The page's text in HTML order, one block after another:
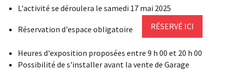
L'activité se déroulera le samedi 17 mai 2025
Réservation d'espace obligatoire RÉSERVÉ ICI
Heures d'exposition proposées entre 9 h 00 et 20 h 00
Possibilité de s'installer avant la vente de Garage